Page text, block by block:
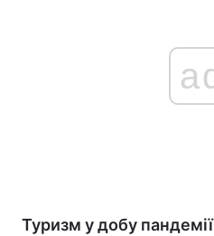
Туризм у добу пандемії